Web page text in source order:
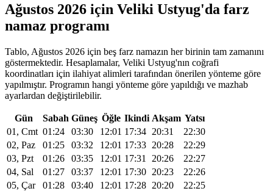
Ağustos 2026 için Veliki Ustyug'da farz
namaz programı
Tablo, Ağustos 2026 için beş farz namazın her birinin tam zamanını
göstermektedir. Hesaplamalar, Veliki Ustyug'nın coğrafi
koordinatları için ilahiyat alimleri tarafından önerilen yönteme göre
yapılmıştır. Programın hangi yönteme göre yapıldığı ve mazhab
ayarlardan değiştirilebilir.
Gün Sabah Güneş Öğle Ikindi Akşam Yatsı
01, Cmt 01:24 03:30 12:01 17:34 20:31
22:30
02, Paz
01:25 03:32 12:01 17:33 20:28
22:29
03, Pzt
01:26 03:35 12:01 17:31 20:26
22:27
04, Sal
01:27 03:37 12:01 17:30 20:23
22:26
05, Çar
01:28 03:40 12:01 17:28 20:20
22:25